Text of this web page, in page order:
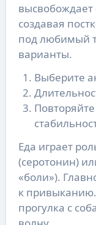
создавая
под любимый
варианты.
Выберите
Еда играет
(серотонин)
«боли»).
к
прогулка с